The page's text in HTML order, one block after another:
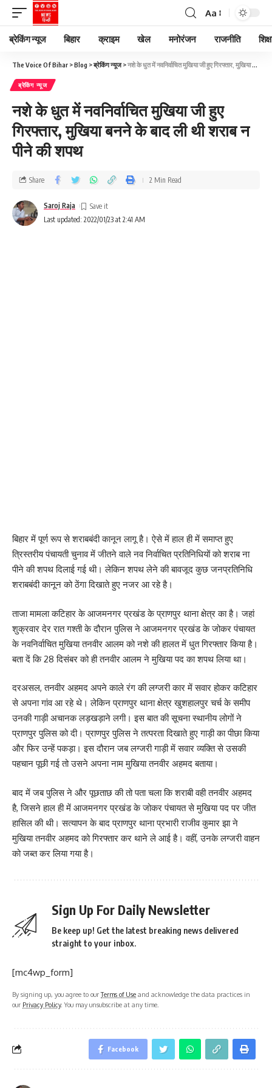
Aa
ब्रेकिंग न्यूज बिहार क्राइम खेल मनोरंजन राजनीति
The Voice Of Bihar >Blog >ब्रेकिंग न्यूज>नशे के धुत में नवनिर्वाचित मुखिया जी हुए गिरफ्तार, मुखिया बनने के बाद ली थी शराब न पीने की शपथ
ब्रेकिंग न्यूज
नशे के धुत में नवनिर्वाचित मुखिया जी हुए
गिरफ्तार, मुखिया बनने के बाद ली थी शराब न
पीने की शपथ
Last updated: 2022/01/23 at 2:41 AM
Saroj Raja
Share 2 Min Read
बिहार में पूर्ण रूप से शराबबंदी कानून लागू है। ऐसे में हाल ही में समाप्त हुए
त्रिस्तरीय पंचायती चुनाव में जीतने वाले नव निर्वाचित प्रतिनिधियों को शराब ना
पीने की शपथ दिलाई गई थी। लेकिन शपथ लेने की बावजूद कुछ जनप्रतिनिधि
शराबबंदी कानून को ठेंगा दिखाते हुए नजर आ रहे है।
ताजा मामला कटिहार के आजमनगर प्रखंड के प्राणपुर थाना क्षेत्र का है। जहां
शुक्रवार देर रात गश्ती के दौरान पुलिस ने आजमनगर प्रखंड के जोकर पंचायत
के नवनिर्वाचित मुखिया तनवीर आलम को नशे की हालत में धुत गिरफ्तार किया है।
बता दें कि 28 दिसंबर को ही तनवीर आलम ने मुखिया पद का शपथ लिया था।
दरअसल, तनवीर अहमद अपने काले रंग की लग्जरी कार में सवार होकर कटिहार
से अपना गांव आ रहे थे। लेकिन प्राणपुर थाना क्षेत्र खुशहालपुर चर्च के समीप
उनकी गाड़ी अचानक लड़खड़ाने लगी। इस बात की सूचना स्थानीय लोगों ने
प्राणपुर पुलिस को दी। प्राणपुर पुलिस ने तत्परता दिखाते हुए गाड़ी का पीछा किया
और फिर उन्हें पकड़ा। इस दौरान जब लग्जरी गाड़ी में सवार व्यक्ति से उसकी
पहचान पूछी गई तो उसने अपना नाम मुखिया तनवीर अहमद बताया।
बाद में जब पुलिस ने और पूछताछ की तो पता चला कि शराबी वही तनवीर अहमद
है, जिसने हाल ही में आजमनगर प्रखंड के जोकर पंचायत से मुखिया पद पर जीत
हासिल की थी। सत्यापन के बाद प्राणपुर थाना प्रभारी राजीव कुमार झा ने
मुखिया तनवीर अहमद को गिरफ्तार कर थाने ले आई है। वहीं, उनके लग्जरी वाहन
को जब्त कर लिया गया है।
Sign Up For Daily Newsletter
Be keep up! Get the latest breaking news delivered
straight to your inbox.
[mc4wp_form]
By signing up, you agree to ourTerms of Use and acknowledge the data practices in
our Privacy Policy. You may unsubscribe at any time.
Facebook